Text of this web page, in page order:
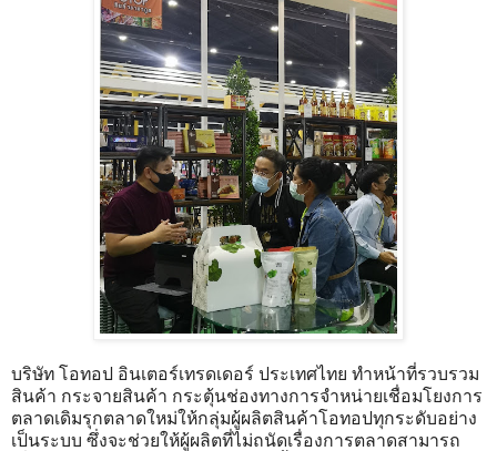
บริษัท โอทอป อินเตอร์เทรดเดอร์ ประเทศไทย ทำหน้าที่รวบรวม
สินค้า กระจายสินค้า กระตุ้นช่องทางการจำหน่ายเชื่อมโยงการ
ตลาดเดิมรุกตลาดใหม่ให้กลุ่มผู้ผลิตสินค้าโอทอปทุกระดับอย่าง
เป็นระบบ ซึ่งจะช่วยให้ผู้ผลิตที่ไม่ถนัดเรื่องการตลาดสามารถ